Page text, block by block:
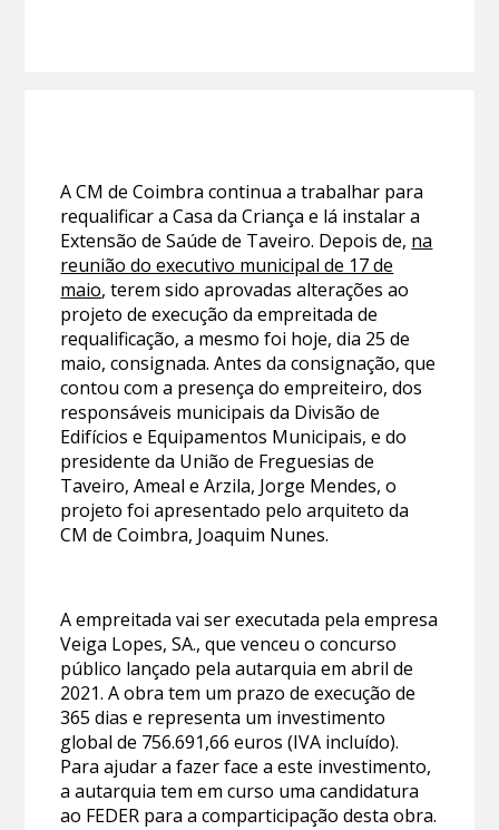
A CM de Coimbra continua a trabalhar para
requalificar a Casa da Criança e lá instalar a
Extensão de Saúde de Taveiro. Depois de, na
reunião do executivo municipal de 17 de
maio, terem sido aprovadas alterações ao
projeto de execução da empreitada de
requalificação, a mesmo foi hoje, dia 25 de
maio, consignada. Antes da consignação, que
contou com a presença do empreiteiro, dos
responsáveis municipais da Divisão de
Edifícios e Equipamentos Municipais, e do
presidente da União de Freguesias de
Taveiro, Ameal e Arzila, Jorge Mendes, o
projeto foi apresentado pelo arquiteto da
CM de Coimbra, Joaquim Nunes.
A empreitada vai ser executada pela empresa
Veiga Lopes, SA., que venceu o concurso
público lançado pela autarquia em abril de
2021. A obra tem um prazo de execução de
365 dias e representa um investimento
global de 756.691,66 euros (IVA incluído).
Para ajudar a fazer face a este investimento,
a autarquia tem em curso uma candidatura
ao FEDER para a comparticipação desta obra.